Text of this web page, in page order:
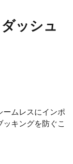
ッシュ
ームレスにインポ
キングを防ぐこ